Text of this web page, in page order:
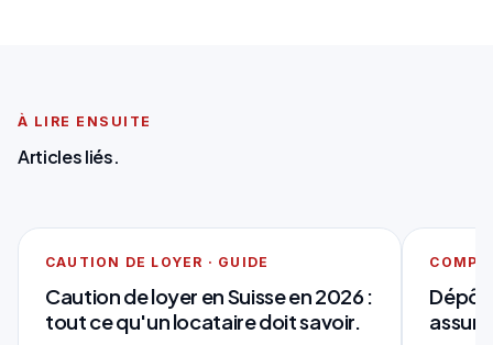
À LIRE ENSUITE
Articles liés.
CAUTION DE LOYER · GUIDE
Caution de loyer en Suisse en 2026 :
tout ce qu'un locataire doit savoir.